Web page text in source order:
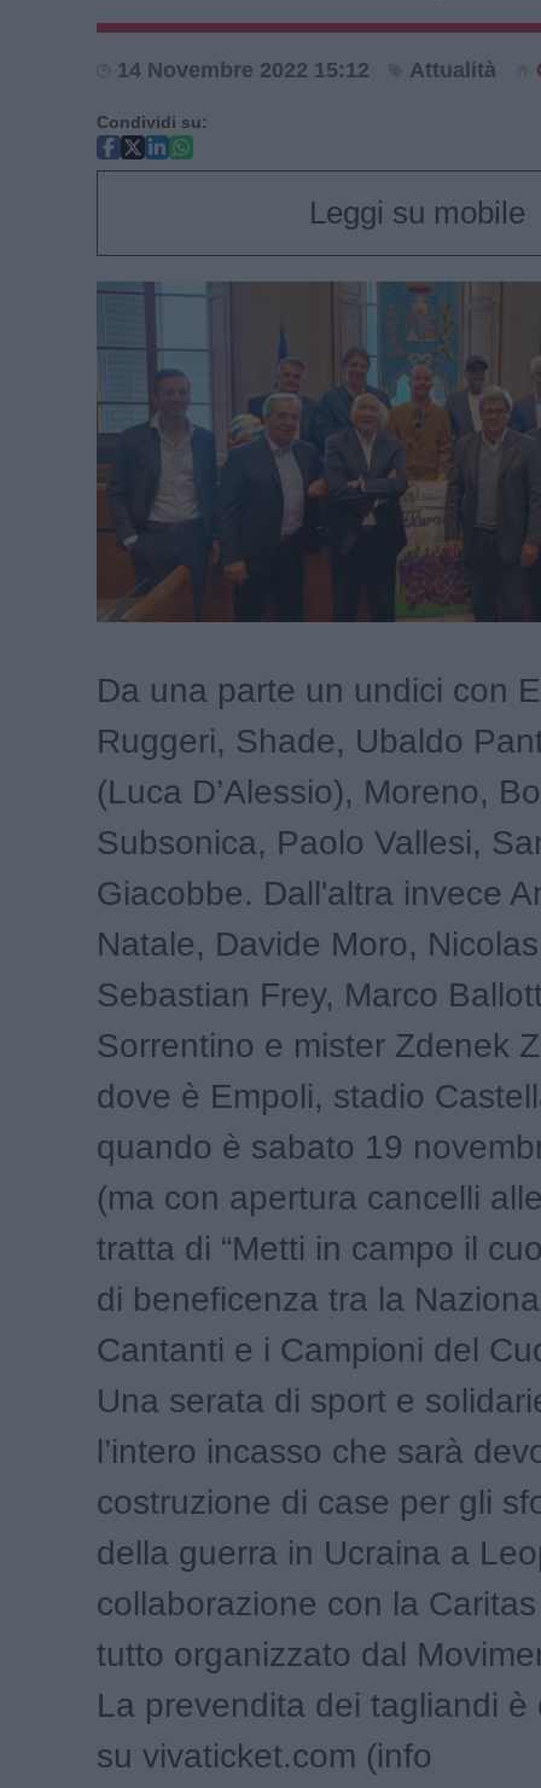
14 Novembre 2022 15:12 Attualità
Condividi su:
Leggi su mobile
Da una parte un undici con
Ruggeri, Shade, Ubaldo
(Luca D’Alessio), Moreno,
Subsonica, Paolo Vallesi,
Giacobbe. Dall'altra invece
Natale, Davide Moro,
Sebastian Frey, Marco
Sorrentino e mister Zdenek
dove è Empoli, stadio
quando è sabato 19
(ma con apertura cancelli
tratta di “Metti in campo il
di beneficenza tra la
Cantanti e i Campioni del
Una serata di sport e
l’intero incasso che sarà
costruzione di case per gli
della guerra in Ucraina a
collaborazione con la
tutto organizzato dal
La prevendita dei tagliandi è
su vivaticket.com (info